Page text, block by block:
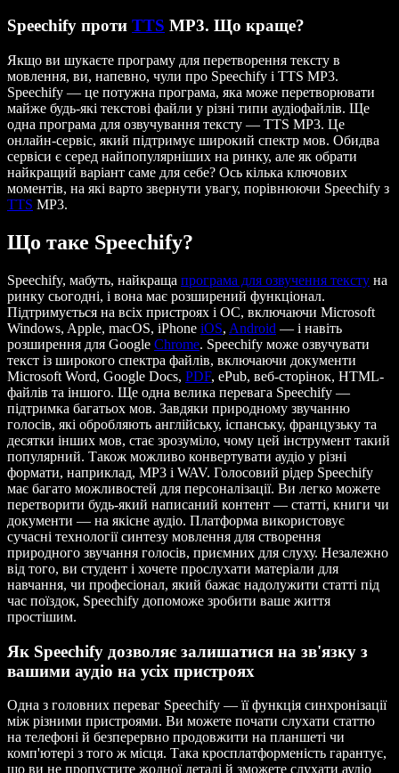
Speechify проти TTS MP3. Що краще?
Якщо ви шукаєте програму для перетворення тексту в
мовлення, ви, напевно, чули про Speechify і TTS MP3.
Speechify — це потужна програма, яка може перетворювати
майже будь-які текстові файли у різні типи аудіофайлів. Ще
одна програма для озвучування тексту — TTS MP3. Це
онлайн-сервіс, який підтримує широкий спектр мов. Обидва
сервіси є серед найпопулярніших на ринку, але як обрати
найкращий варіант саме для себе? Ось кілька ключових
моментів, на які варто звернути увагу, порівнюючи Speechify з
TTS MP3.
Що таке Speechify?
Speechify, мабуть, найкраща програма для озвучення тексту на
ринку сьогодні, і вона має розширений функціонал.
Підтримується на всіх пристроях і ОС, включаючи Microsoft
Windows, Apple, macOS, iPhone iOS, Android — і навіть
розширення для Google Chrome. Speechify може озвучувати
текст із широкого спектра файлів, включаючи документи
Microsoft Word, Google Docs, PDF, ePub, веб-сторінок, HTML-
файлів та іншого. Ще одна велика перевага Speechify —
підтримка багатьох мов. Завдяки природному звучанню
голосів, які обробляють англійську, іспанську, французьку та
десятки інших мов, стає зрозуміло, чому цей інструмент такий
популярний. Також можливо конвертувати аудіо у різні
формати, наприклад, MP3 і WAV. Голосовий рідер Speechify
має багато можливостей для персоналізації. Ви легко можете
перетворити будь-який написаний контент — статті, книги чи
документи — на якісне аудіо. Платформа використовує
сучасні технології синтезу мовлення для створення
природного звучання голосів, приємних для слуху. Незалежно
від того, ви студент і хочете прослухати матеріали для
навчання, чи професіонал, який бажає надолужити статті під
час поїздок, Speechify допоможе зробити ваше життя
простішим.
Як Speechify дозволяє залишатися на зв'язку з
вашими аудіо на усіх пристроях
Одна з головних переваг Speechify — її функція синхронізації
між різними пристроями. Ви можете почати слухати статтю
на телефоні й безперервно продовжити на планшеті чи
комп'ютері з того ж місця. Така кросплатформеність гарантує,
що ви не пропустите жодної деталі й зможете слухати аудіо